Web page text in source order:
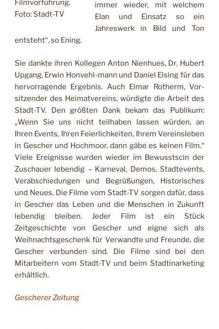
Filmvorführung.
Foto: Stadt-TV
immer wieder, mit welchem
Elan und Einsatz so ein
Jahreswerk in Bild und Ton
entsteht“, so Ening.
Sie dankte ihren Kollegen Anton Nienhues, Dr. Hubert
Upgang, Erwin Honvehl-mann und Daniel Elsing für das
hervorragende Ergebnis. Auch Elmar Rotherm, Vor­
sitzender des Heimatvereins, würdigte die Arbeit des
Stadt-TV. Den größten Dank bekam das Publikum:
„Wenn Sie uns nicht teilha­ben lassen würden, an
Ihren Events, Ihren Feierlichkei­ten, Ihrem Vereinsleben
in Gescher und Hochmoor, dann gäbe es keinen Film.“
Viele Ereignisse wurden wieder im Bewusstscin der
Zuschauer lebendig – Karne­val, Demos, Stadtevents,
Verabschiedungen und Be­grüßungen, Historisches
und Neues. Die Filme vom Stadt-TV sorgen dafür, dass
in Ge­scher das Leben und die Menschen in Zukunft
leben­dig bleiben. Jeder Film ist ein Stück
Zeitgeschichte von Gescher und eigne sich als
Weihnachtsgeschenk für Verwandte und Freunde, die
Gescher verbunden sind. Die Filme sind bei den
Mitarbei­tern vom Stadt-TV und beim Stadtinarketing
erhältlich.
Gescherer Zeitung